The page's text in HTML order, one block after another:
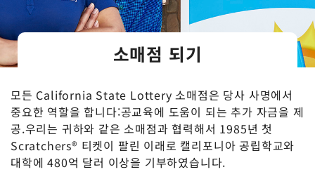
소매점 되기
모든 California State Lottery 소매점은 당사 사명에서
중요한 역할을 합니다:공교육에 도움이 되는 추가 자금을 제
공.우리는 귀하와 같은 소매점과 협력해서 1985년 첫
Scratchers® 티켓이 팔린 이래로 캘리포니아 공립학교와
대학에 480억 달러 이상을 기부하였습니다.